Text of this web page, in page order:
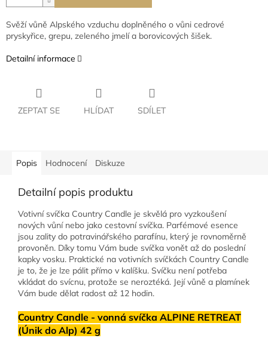
Svěží vůně Alpského vzduchu doplněného o vůni cedrové
pryskyřice, grepu, zeleného jmelí a borovicových šišek.
Detailní informace
ZEPTAT SE HLÍDAT SDÍLET
Popis Hodnocení Diskuze
Detailní popis produktu
Votivní svíčka Country Candle je skvělá pro vyzkoušení
nových vůní nebo jako cestovní svíčka. Parfémové esence
jsou zality do potravinářského parafínu, který je rovnoměrně
provoněn. Díky tomu Vám bude svíčka vonět až do poslední
kapky vosku. Praktické na votivních svíčkách Country Candle
je to, že je lze pálit přímo v kalíšku. Svíčku není potřeba
vkládat do svícnu, protože se neroztéká. Její vůně a plamínek
Vám bude dělat radost až 12 hodin.
Country Candle - vonná svíčka ALPINE RETREAT
(Únik do Alp) 42 g